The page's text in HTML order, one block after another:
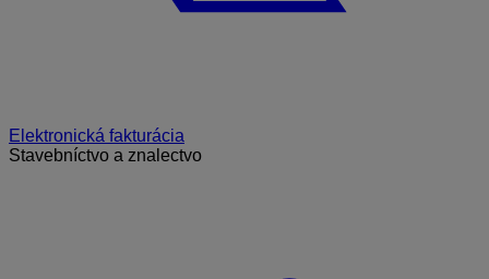
Elektronická fakturácia
Stavebníctvo a znalectvo